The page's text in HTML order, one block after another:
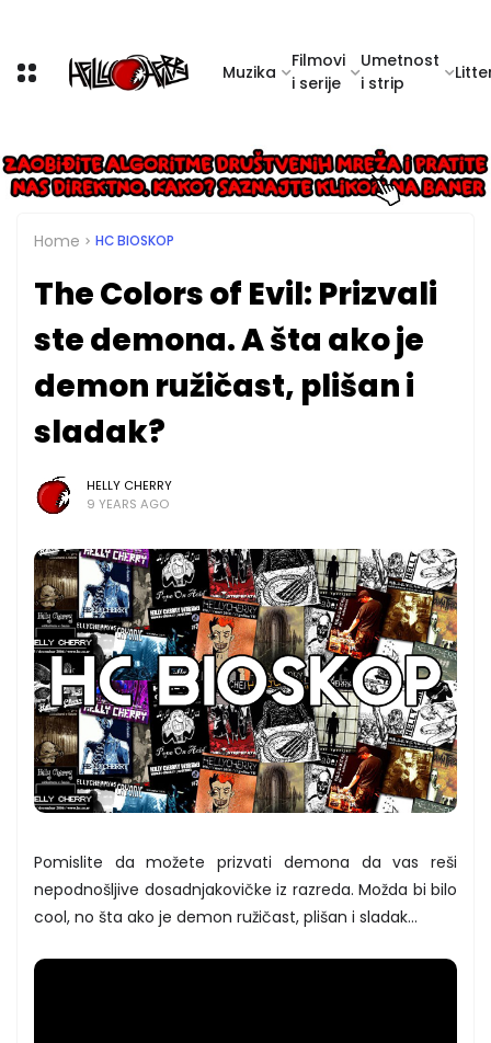
Muzika
Filmovi
i serije
Umetnost
i strip
Home HC BIOSKOP
The Colors of Evil: Prizvali
ste demona. A šta ako je
demon ružičast, plišan i
sladak?
HELLY CHERRY
9 YEARS AGO
Pomislite da možete prizvati demona da vas reši
nepodnošljive dosadnjakovičke iz razreda. Možda bi bilo
cool, no šta ako je demon ružičast, plišan i sladak…